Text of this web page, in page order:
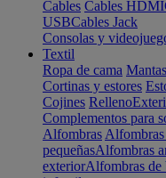
Cables Cables HDMI
USBCables Jack
Consolas y
Textil
Ropa de cama Mantas
Cortinas y estores
Cojines Relleno
Complementos para
Alfombras
pequeñasAlfombras
exteriorAlfombras de